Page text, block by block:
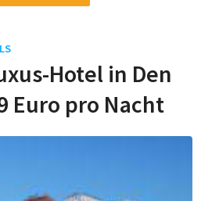
Hotel in Den
Euro pro Nacht